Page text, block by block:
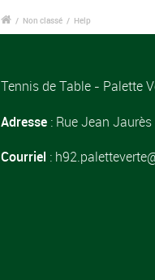
/ Non classé / Help
Tennis de Table - Palette
Adresse : Rue Jean
Courriel :